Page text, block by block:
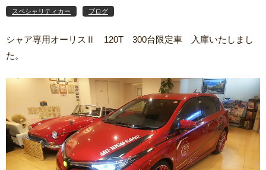
スペシャリティカー ブログ
シャア専用オーリスⅡ 120T 300台限定車 入庫いたしまし
た。